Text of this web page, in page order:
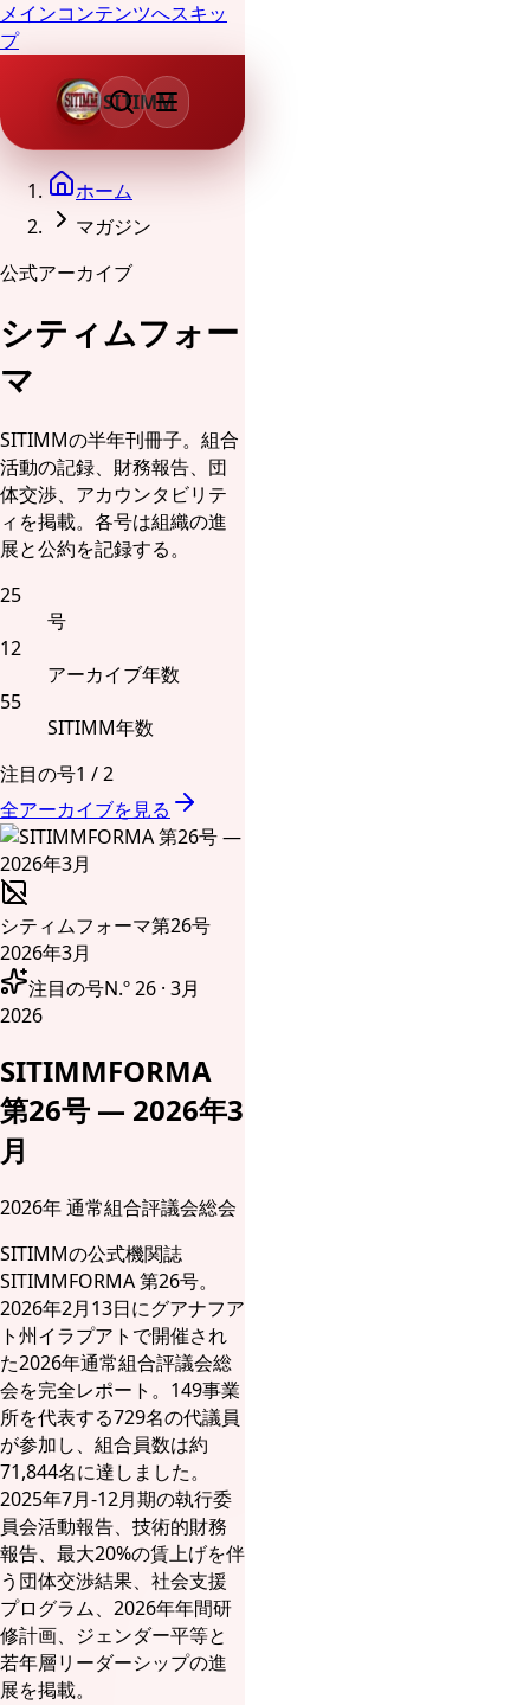
メインコンテンツへスキッ
プ
SITIMM
ホーム
マガジン
公式アーカイブ
シティムフォー
マ
SITIMMの半年刊冊子。組合
活動の記録、財務報告、団
体交渉、アカウンタビリテ
ィを掲載。各号は組織の進
展と公約を記録する。
25
号
12
アーカイブ年数
55
SITIMM年数
注目の号1 /2
全アーカイブを見る
シティムフォーマ第26号
2026年3月
注目の号N.º 26 · 3月
2026
SITIMMFORMA
第26号 — 2026年3
月
2026年 通常組合評議会総会
SITIMMの公式機関誌
SITIMMFORMA 第26号。
2026年2月13日にグアナフア
ト州イラプアトで開催され
た2026年通常組合評議会総
会を完全レポート。149事業
所を代表する729名の代議員
が参加し、組合員数は約
71,844名に達しました。
2025年7月-12月期の執行委
員会活動報告、技術的財務
報告、最大20%の賃上げを伴
う団体交渉結果、社会支援
プログラム、2026年年間研
修計画、ジェンダー平等と
若年層リーダーシップの進
展を掲載。